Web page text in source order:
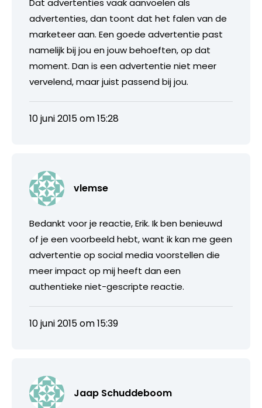
advertenties, dan toont dat het falen van de
marketeer aan. Een goede advertentie past
namelijk bij jou en jouw behoeften, op dat
moment. Dan is een advertentie niet meer
vervelend, maar juist passend bij jou.
10 juni 2015 om 15:28
vlemse
Bedankt voor je reactie, Erik. Ik ben benieuwd
of je een voorbeeld hebt, want ik kan me geen
advertentie op social media voorstellen die
meer impact op mij heeft dan een
authentieke niet-gescripte reactie.
10 juni 2015 om 15:39
Jaap Schuddeboom